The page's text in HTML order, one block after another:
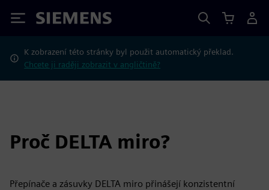
Siemens
K zobrazení této stránky byl použit automatický překlad.
Chcete ji raději zobrazit v angličtině?
Proč DELTA miro?
Přepínače a zásuvky DELTA miro přinášejí konzistentní